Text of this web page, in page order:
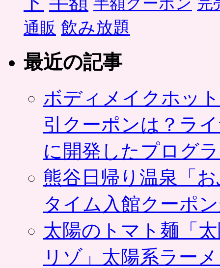
通販 飲み放題
最近の記事
ボディメイクホッ
引クーポンは？ラ
に開発したプログ
熊谷日帰り温泉「
タイム入館クーポ
太陽のトマト麺「
リゾ」太陽系ラー